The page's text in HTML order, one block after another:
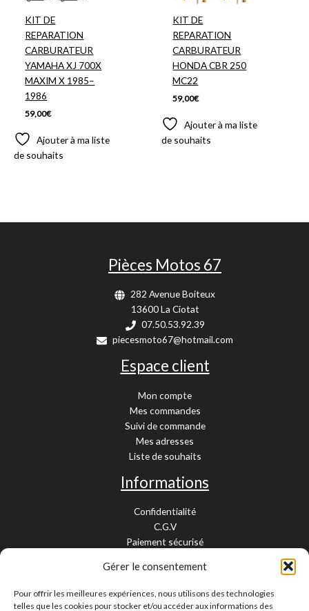
Gérer le consentement
Pour offrir les meilleures expériences, nous utilisons des technologies
telles que les cookies pour stocker et/ou accéder aux informations des
KIT DE
REPARATION
CARBURATEUR
YAMAHA XJ 700X
MAXIM X 1985–
1986
59,00€
Ajouter à ma liste
de souhaits
KIT DE
REPARATION
CARBURATEUR
HONDA CBR 250
MC22
59,00€
Ajouter à ma liste
de souhaits
Pièces Motos 67
282 Avenue Boiteux
13600 La Ciotat
07.50.53.92.39
piecesmoto67@hotmail.com
Espace client
Mon compte
Mes commandes
Suivi de commande
Mes adresses
Liste de souhaits
Informations
Confidentialité
C.G.V
Paiement sécurisé
Livraison et retour
Mentions légales
Cookies